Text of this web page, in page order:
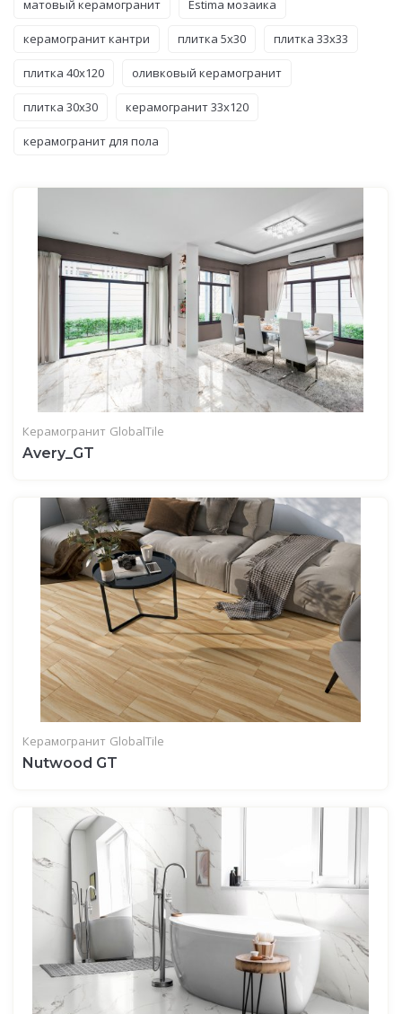
матовый керамогранит Estima мозаика
керамогранит кантри плитка 5x30 плитка 33x33
плитка 40x120 оливковый керамогранит
плитка 30x30 керамогранит 33x120
керамогранит для пола
Керамогранит GlobalTile
Avery_GT
Керамогранит GlobalTile
Nutwood GT